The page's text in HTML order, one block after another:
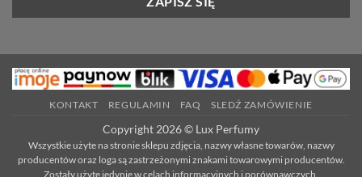
KONTAKT REGULAMIN FAQ SLEDŹ ZAMÓWIENIE
Copyright 2026 © Lux Perfumy
Wszystkie użyte na stronie sklepu zdjęcia, nazwy własne towarów, nazwy
producentów oraz loga są zastrzeżonymi znakami towarowymi producentów.
Zostały użyte jedynie w celach informacyjnych i porównawczych.